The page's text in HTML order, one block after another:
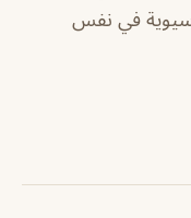
في نفس